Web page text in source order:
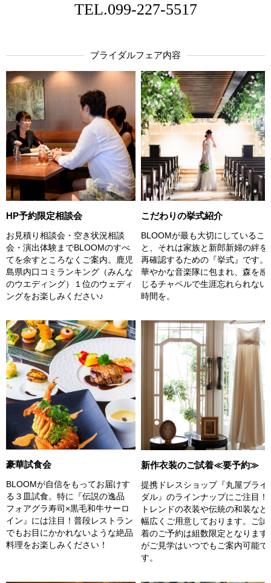
TEL.099-227-5517
ブライダルフェア内容
HP予約限定相談会
お見積り相談会・空き状況相談
会・演出体験までBLOOMのすべ
てを余すところなくご案内。鹿児
島県内口コミランキング（みんな
のウエディング）１位のウェディ
ングをお楽しみください♪
こだわりの挙式紹介
BLOOMが最も大切にしているこ
と、それは家族と新郎新婦の絆を
再確認するための『挙式』です。
華やかな音楽隊に包まれ、森を感
じるチャペルで生涯忘れられない
時間を。
豪華試食会
BLOOMが自信をもってお届けす
る３皿試食。特に『伝説の逸品
フォアグラ寿司×黒毛和牛サーロ
イン』には注目！普段レストラン
でもお目にかかれないような絶品
料理をお楽しみください！
新作衣装のご試着≪要予約≫
提携ドレスショップ『丸屋ブライ
ダル』のラインナップにご注目！
トレンドの衣装や伝統の和装など
幅広くご用意しております。ご試
着のご予約は組数限定となります
がご見学はいつでもご案内可能で
す。